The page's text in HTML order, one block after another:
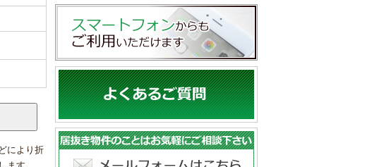
により折